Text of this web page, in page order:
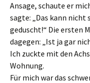
Ansage, schaute er
sagte: „Das kann nicht
geduscht!“ Die ersten
dagegen: „Ist ja gar
Ich zuckte mit den
Wohnung.
Für mich war das